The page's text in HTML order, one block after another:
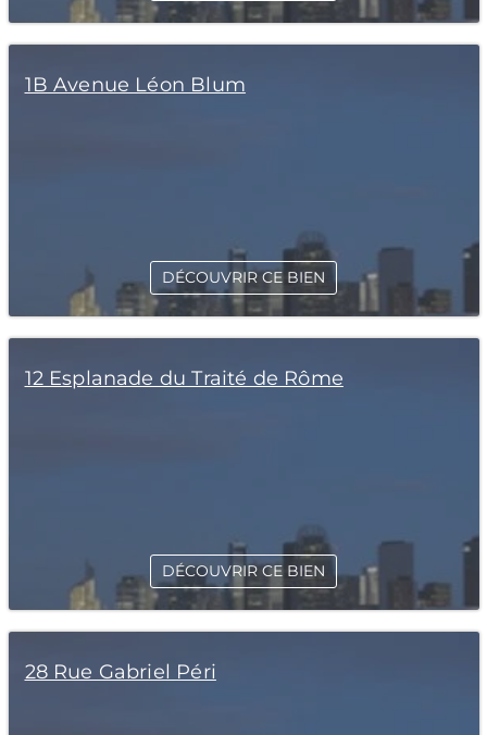
1B Avenue Léon Blum
DÉCOUVRIR CE BIEN
12 Esplanade du Traité de Rôme
DÉCOUVRIR CE BIEN
28 Rue Gabriel Péri